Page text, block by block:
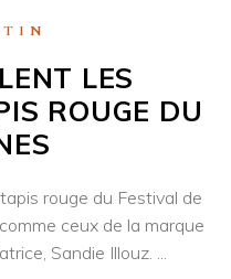
LES
ROUGE DU
rouge du Festival de
ceux de la marque
Sandie Illouz.